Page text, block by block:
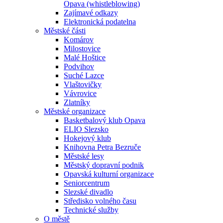
Opava (whistleblowing)
Zajímavé odkazy
Elektronická podatelna
Městské části
Komárov
Milostovice
Malé Hoštice
Podvihov
Suché Lazce
Vlaštovičky
Vávrovice
Zlatníky
Městské organizace
Basketbalový klub Opava
ELIO Slezsko
Hokejový klub
Knihovna Petra Bezruče
Městské lesy
Městský dopravní podnik
Opavská kulturní organizace
Seniorcentrum
Slezské divadlo
Středisko volného času
Technické služby
O městě